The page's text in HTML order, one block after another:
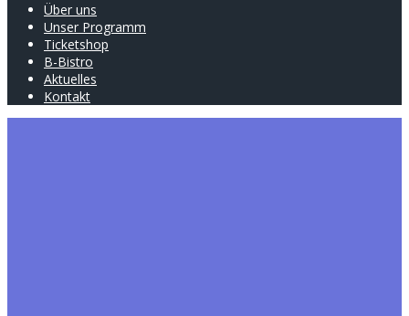
Über uns
Unser Programm
Ticketshop
B-Bistro
Aktuelles
Kontakt